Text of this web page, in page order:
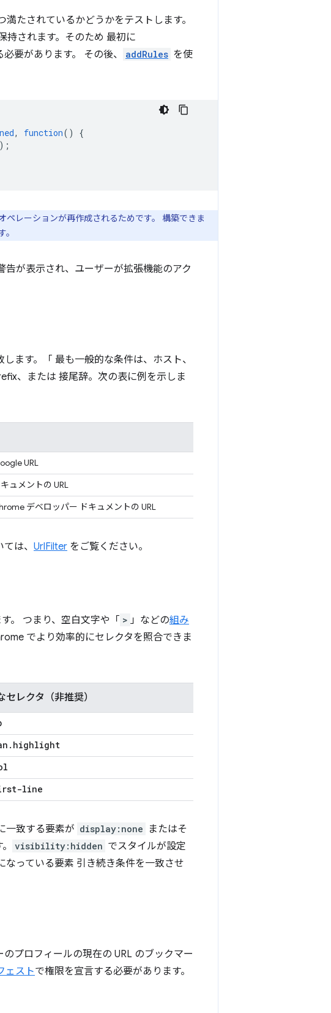
たされているかどうかをテストします。
持されます。そのため 最初に
要があります。 その後、 addRules を使
, function()
{
レーションが再作成されるためです。 構築できま
が表示され、ユーザーが拡張機能のアク
します。「 最も一般的な条件は、ホスト、
、または 接尾辞。次の表に例を示しま
URL
ュメントの URL
デベロッパー ドキュメントの URL
は、 UrlFilter をご覧ください。
。 つまり、空白文字や「 > 」などの組み
でより効率的にセレクタを照合できま
セレクタ（非推奨）
. highlight
line
一致する要素が display:none
またはそ
visibility:hidden でスタイルが設定
っている要素 引き続き条件を一致させ
プロフィールの現在の URL のブックマー
ェストで権限を宣言する必要があります。